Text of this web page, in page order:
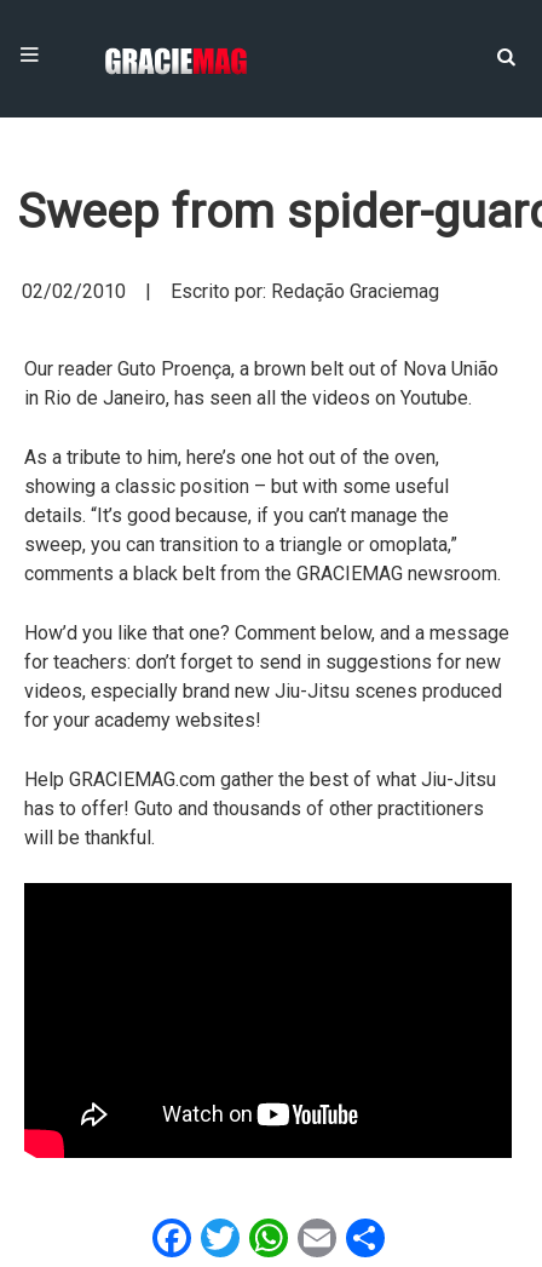
Sweep from spider-
02/02/2010 | Escrito por: Redação Graciemag
Our reader Guto Proença, a brown belt out of Nova União
in Rio de Janeiro, has seen all the videos on Youtube.
As a tribute to him, here’s one hot out of the oven,
showing a classic position – but with some useful
details. “It’s good because, if you can’t manage the
sweep, you can transition to a triangle or omoplata,”
comments a black belt from the GRACIEMAG newsroom.
How’d you like that one? Comment below, and a message
for teachers: don’t forget to send in suggestions for new
videos, especially brand new Jiu-Jitsu scenes produced
for your academy websites!
Help GRACIEMAG.com gather the best of what Jiu-Jitsu
has to offer! Guto and thousands of other practitioners
will be thankful.
Facebook
Twitter
WhatsApp
EmailShare